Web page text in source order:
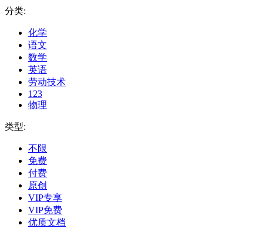
分类:
化学
语文
数学
英语
劳动技术
123
物理
类型:
不限
免费
付费
原创
VIP专享
VIP免费
优质文档